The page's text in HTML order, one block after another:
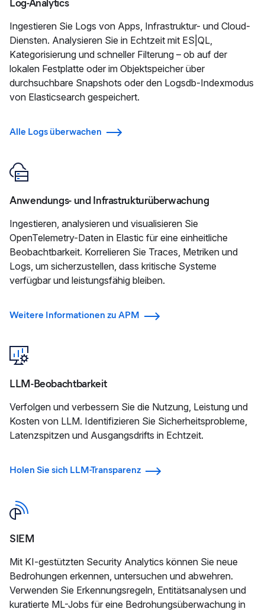
Log-Analytics
Ingestieren Sie Logs von Apps, Infrastruktur- und Cloud-
Diensten. Analysieren Sie in Echtzeit mit ES|QL,
Kategorisierung und schneller Filterung – ob auf der
lokalen Festplatte oder im Objektspeicher über
durchsuchbare Snapshots oder den Logsdb-Indexmodus
von Elasticsearch gespeichert.
Alle Logs überwachen
Anwendungs- und Infrastrukturüberwachung
Ingestieren, analysieren und visualisieren Sie
OpenTelemetry-Daten in Elastic für eine einheitliche
Beobachtbarkeit. Korrelieren Sie Traces, Metriken und
Logs, um sicherzustellen, dass kritische Systeme
verfügbar und leistungsfähig bleiben.
Weitere Informationen zu APM
LLM-Beobachtbarkeit
Verfolgen und verbessern Sie die Nutzung, Leistung und
Kosten von LLM. Identifizieren Sie Sicherheitsprobleme,
Latenzspitzen und Ausgangsdrifts in Echtzeit.
Holen Sie sich LLM-Transparenz
SIEM
Mit KI-gestützten Security Analytics können Sie neue
Bedrohungen erkennen, untersuchen und abwehren.
Verwenden Sie Erkennungsregeln, Entitätsanalysen und
kuratierte ML-Jobs für eine Bedrohungsüberwachung in